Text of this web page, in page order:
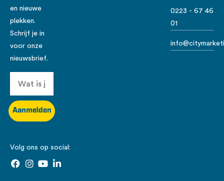
en nieuwe
plekken.
Schrijf je in
voor onze
nieuwsbrief.
Aanmelden
0223 - 67 46
01
Volg ons op social: